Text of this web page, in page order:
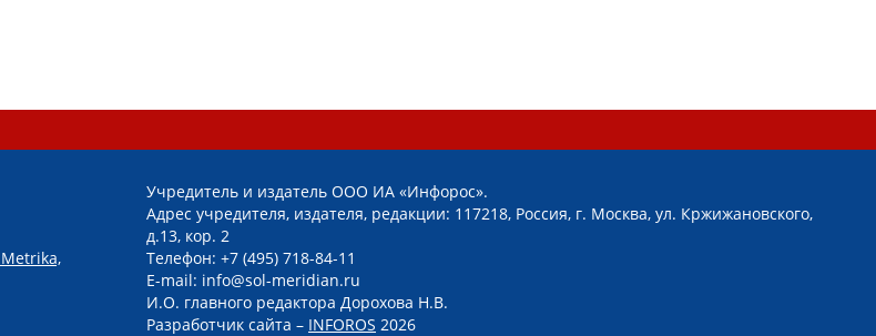
Учредитель и издатель ООО ИА «Инфорос».
Адрес учредителя, издателя, редакции: 117218, Россия, г. Москва, ул. Кржижановского,
д.13, кор. 2
Телефон: +7 (495) 718-84-11
E-mail: info@sol-meridian.ru
И.О. главного редактора Дорохова Н.В.
Разработчик сайта – INFOROS 2026